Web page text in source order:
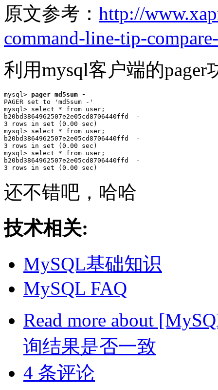
原文参考： http://
command-line-tip-
利用mysql客户端的pager
mysql> pager md5sum -
PAGER set to 'md5sum -'
mysql> select * from user;
b20bd3864962507e2e05cd8706440ffd  -
3 rows in set (0.00 sec)
mysql> select * from user;
b20bd3864962507e2e05cd8706440ffd  -
3 rows in set (0.00 sec)
mysql> select * from user;
b20bd3864962507e2e05cd8706440ffd  -
还不错吧，哈哈
技术相关:
MySQL基础知识
MySQL FAQ
Read more about
询结果是否一致
4 条评论